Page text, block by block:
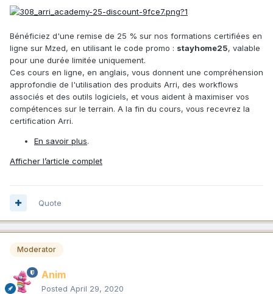
Bénéficiez d'une remise de 25 % sur nos formations certifiées en
ligne sur Mzed, en utilisant le code promo : stayhome25, valable
pour une durée limitée uniquement.
Ces cours en ligne, en anglais, vous donnent une compréhension
approfondie de l'utilisation des produits Arri, des workflows
associés et des outils logiciels, et vous aident à maximiser vos
compétences sur le terrain. A la fin du cours, vous recevrez la
certification Arri.
En savoir plus.
Afficher l’article complet
Quote
Moderator
Anim
Posted April 29, 2020